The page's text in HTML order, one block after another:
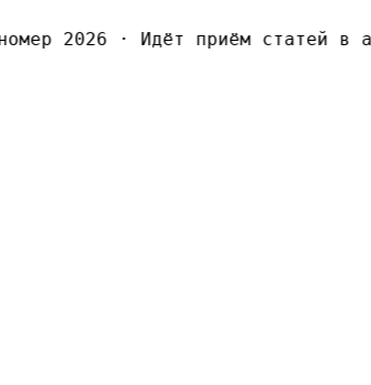
2026· Идёт приём статей в